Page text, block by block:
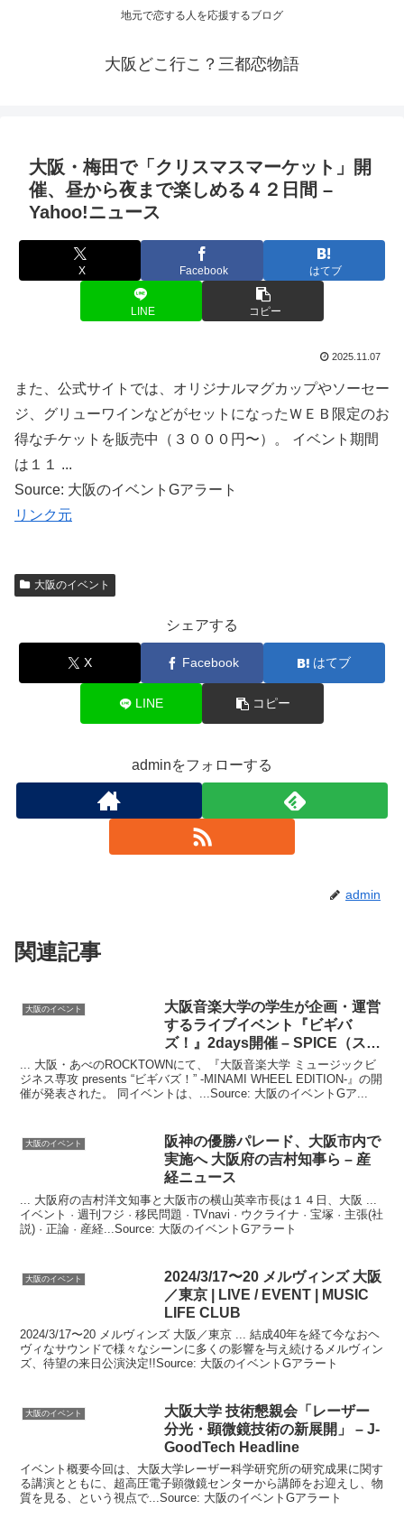
地元で恋する人を応援するブログ
大阪どこ行こ？三都恋物語
大阪 ・梅田で「クリスマスマーケット」開
催、昼から夜まで楽しめる４２日間 –
Yahoo!ニュース
X Facebook はてブ
LINE コピー
2025.11.07
また、公式サイトでは、オリジナルマグカップやソーセー
ジ、グリューワインなどがセットになったＷＥＢ限定のお
得なチケットを販売中（３０００円〜）。 イベント期間
は１１ ...
Source: 大阪のイベントGアラート
リンク元
大阪のイベント
シェアする
X Facebook はてブ
LINE コピー
adminをフォローする
admin
関連記事
大阪のイベント 大阪音楽大学の学生が企画・運営
するライブイベント
『ビギバ
ズ！』2days開催 – SPICE（スパ
イス）
... 大阪・あべのROCKTOWNにて、『大阪音楽大学 ミュージックビ
ジネス専攻 presents “ビギバズ！” -MINAMI WHEEL EDITION-』の開
催が発表された。 同イベントは、...Source: 大阪のイベントGア...
大阪のイベント 阪神の優勝パレード、 大阪市内で
実施へ 大阪府の吉村知事ら – 産
経ニュース
... 大阪府の吉村洋文知事と大阪市の横山英幸市長は１４日、大阪 ...
イベント · 週刊フジ · 移民問題 · TVnavi · ウクライナ · 宝塚 · 主張(社
説) · 正論 · 産経...Source: 大阪のイベントGアラート
大阪のイベント 2024/3/17〜20 メルヴィンズ 大阪
／東京 | LIVE / EVENT | MUSIC
LIFE CLUB
2024/3/17〜20 メルヴィンズ 大阪／東京 ... 結成40年を経て今なおヘ
ヴィなサウンドで様々なシーンに多くの影響を与え続けるメルヴィン
ズ、待望の来⽇公演決定!!Source: 大阪のイベントGアラート
大阪のイベント 大阪大学 技術懇親会「レーザー
分光・顕微鏡技術の新展開」 – J-
GoodTech Headline
イベント概要今回は、大阪大学レーザー科学研究所の研究成果に関す
る講演とともに、超高圧電子顕微鏡センターから講師をお迎えし、物
質を見る、という視点で...Source: 大阪のイベントGアラート